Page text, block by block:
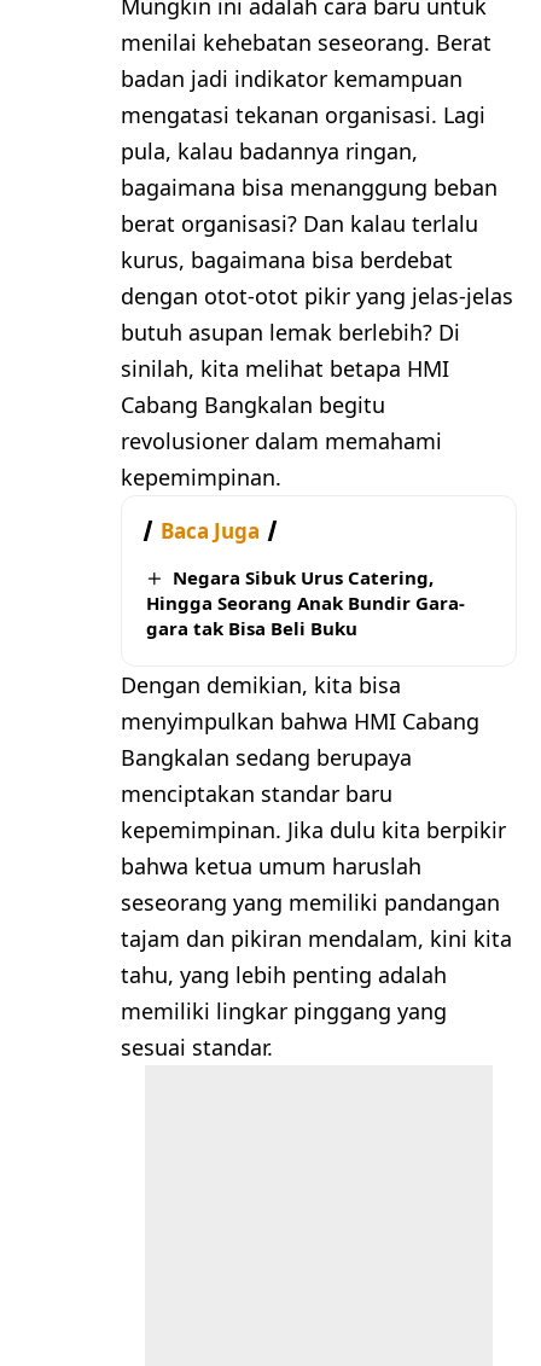
menilai kehebatan seseorang. Berat
badan jadi indikator kemampuan
mengatasi tekanan organisasi. Lagi
pula, kalau badannya ringan,
bagaimana bisa menanggung beban
berat organisasi? Dan kalau terlalu
kurus, bagaimana bisa berdebat
dengan otot-otot pikir yang jelas-jelas
butuh asupan lemak berlebih? Di
sinilah, kita melihat betapa HMI
Cabang Bangkalan begitu
revolusioner dalam memahami
kepemimpinan.
Baca Juga
Negara Sibuk Urus Catering,
Hingga Seorang Anak Bundir Gara-
gara tak Bisa Beli Buku
Dengan demikian, kita bisa
menyimpulkan bahwa HMI Cabang
Bangkalan sedang berupaya
menciptakan standar baru
kepemimpinan. Jika dulu kita berpikir
bahwa ketua umum haruslah
seseorang yang memiliki pandangan
tajam dan pikiran mendalam, kini kita
tahu, yang lebih penting adalah
memiliki lingkar pinggang yang
sesuai standar.